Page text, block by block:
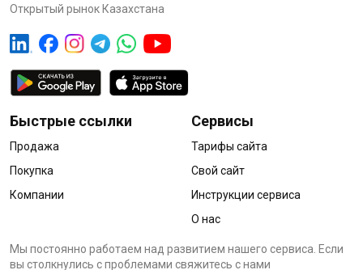
Открытый рынок Казахстана
Быстрые ссылки
Продажа
Покупка
Компании
Сервисы
Тарифы сайта
Свой сайт
Инструкции сервиса
О нас
Мы постоянно работаем над развитием нашего сервиса. Если
вы столкнулись с проблемами cвяжитесь с нами